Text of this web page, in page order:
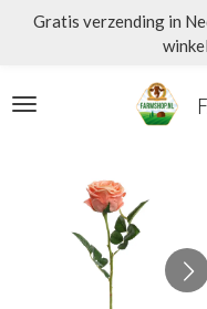
de
Gratis verzending in